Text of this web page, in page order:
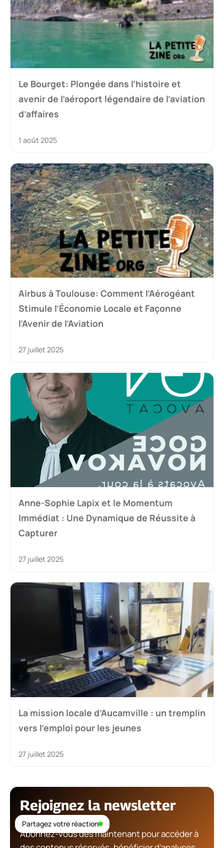
Le Bourget: Plongée dans l’histoire et
avenir de l’aéroport légendaire de l’aviation
d’affaires
1 août 2025
Airbus à Toulouse: Comment l’Aérogéant
Stimule l’Économie Locale et Façonne
l’Avenir de l’Aviation
27 juillet 2025
Anne-Sophie Lapix et le Momentum
Immédiat : Une Dynamique de Réussite à
Capturer
27 juillet 2025
La mission locale d’Aucamville : un tremplin
vers l’emploi pour les jeunes
27 juillet 2025
Rejoignez la newsletter
Abonnez-vous dès maintenant pour accéder à
Partagez votre réaction